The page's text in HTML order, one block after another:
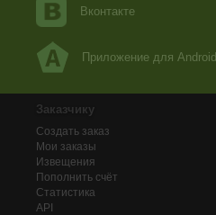
Вконтакте
Приложение для Android
Заказчику
Создать заказ
Мои заказы
Извещения
Пополнить счёт
Статистика
API